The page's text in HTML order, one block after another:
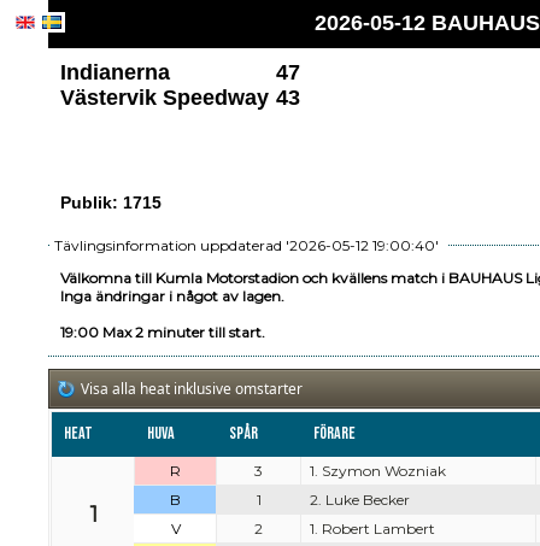
2026-05-12
Indianerna
47
Västervik Speedway 43
Publik: 1715
Tävlingsinformation uppdaterad '2026-05-12 19:00:40'
Välkomna till Kumla Motorstadion och kvällens match i BAUHAUS
Inga ändringar i något av lagen.
19:00 Max 2 minuter till start.
Visa alla heat inklusive omstarter
Heat Huva Spår Förare
1
R 3
1. Szymon Wozniak
B
1
2. Luke Becker
V
2
1. Robert Lambert